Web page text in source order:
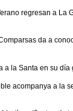
regresan a La
da a
a la Santa en su día
acompanya a la